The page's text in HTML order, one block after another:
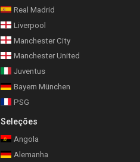
Real Madrid
Liverpool
Manchester City
Manchester United
Juventus
Bayern München
PSG
Seleções
Angola
Alemanha